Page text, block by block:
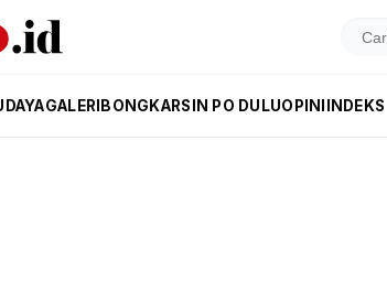
GALERI BONGKARSIN PO DULUOPINI INDEKS